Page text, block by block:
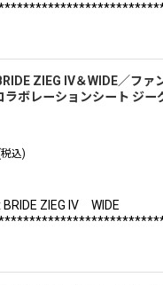
ZIEG IV＆WIDE／ファ
ボレーションシート ジー
込)
BRIDE ZIEG IV WIDE